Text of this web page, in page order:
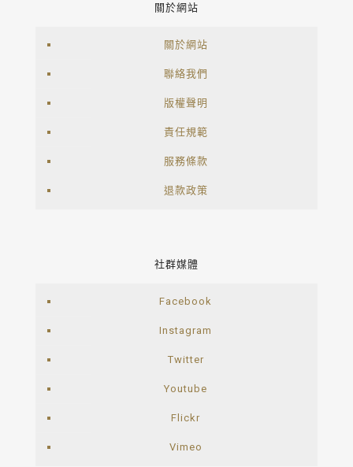
關於網站
關於網站
聯絡我們
版權聲明
責任規範
服務條款
退款政策
社群媒體
Facebook
Instagram
Twitter
Youtube
Flickr
Vimeo